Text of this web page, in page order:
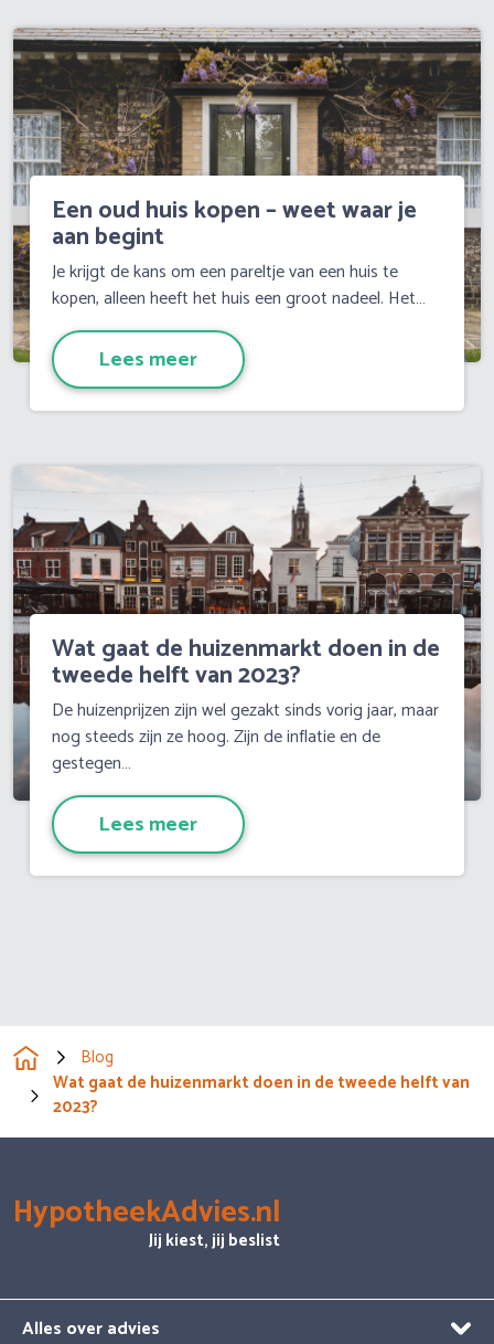
Een oud huis kopen – weet waar je
aan begint
Je krijgt de kans om een pareltje van een huis te
kopen, alleen heeft het huis een groot nadeel. Het…
Lees meer
Wat gaat de huizenmarkt doen in de
tweede helft van 2023?
De huizenprijzen zijn wel gezakt sinds vorig jaar, maar
nog steeds zijn ze hoog. Zijn de inflatie en de
gestegen…
Lees meer
Blog
Wat gaat de huizenmarkt doen in de tweede helft van
2023?
HypotheekAdvies.nl
Jij kiest, jij beslist
Alles over advies